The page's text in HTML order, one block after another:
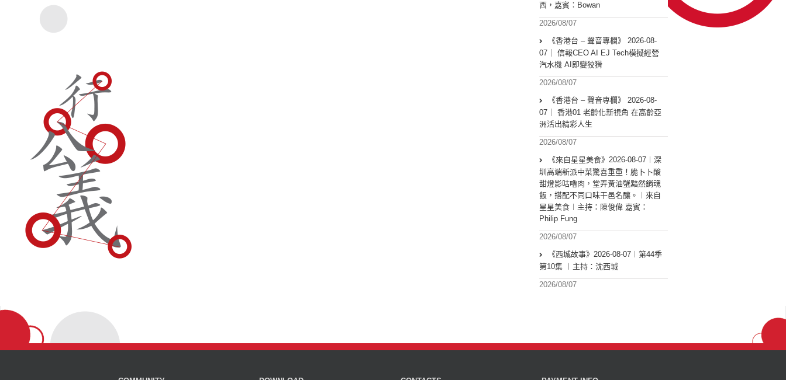
西，嘉賓︰Bowan
2026/08/07
《香港台 – 聲音專欄》 2026-08-
07｜ 信報CEO AI EJ Tech模擬經營
汽水機 AI即變狡猾
2026/08/07
《香港台 – 聲音專欄》 2026-08-
07｜ 香港01 老齡化新視角 在高齡亞
洲活出精彩人生
2026/08/07
《來自星星美食》2026-08-07︱深
圳高端新派中菜驚喜重重！脆卜卜酸
甜燈影咕嚕肉，堂弄黃油蟹黯然銷魂
飯，搭配不同口味干邑名釀。︱來自
星星美食︱主持：陳俊偉 嘉賓：
Philip Fung
2026/08/07
《西城故事》2026-08-07︱第44季
第10集 ︱主持：沈西城
2026/08/07